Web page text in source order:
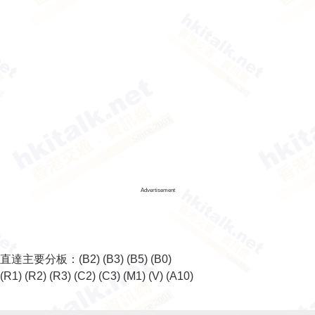
Advertisement
直達主要分板： (B2) (B3) (B5) (B0)
(R1) (R2) (R3) (C2) (C3) (M1) (V) (A10)